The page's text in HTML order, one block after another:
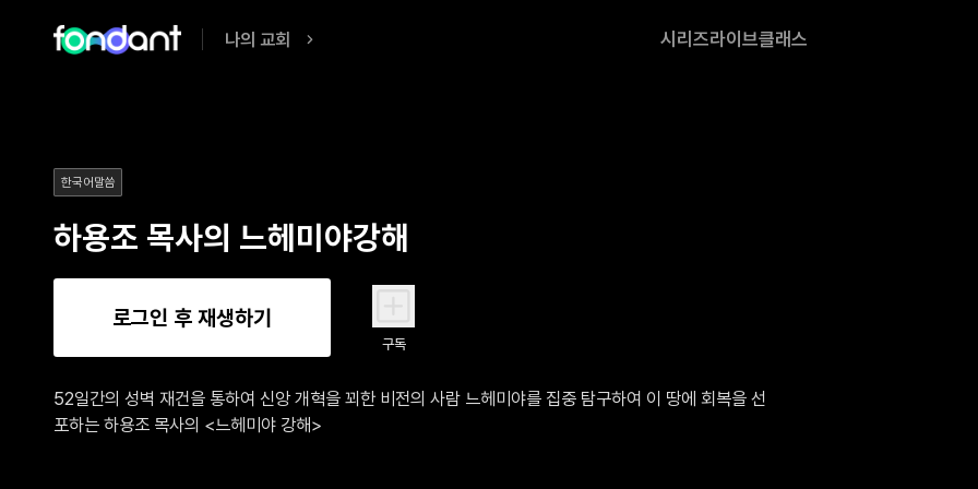
나의 교회 시리즈라이브클래스
한국어말씀
하용조 목사의 느헤미야강해
로그인 후 재생하기
구독
52일간의 성벽 재건을 통하여 신앙 개혁을 꾀한 비전의 사람 느헤미야를 집중 탐구하여 이 땅에 회복을 선
포하는 하용조 목사의 <느헤미야 강해>